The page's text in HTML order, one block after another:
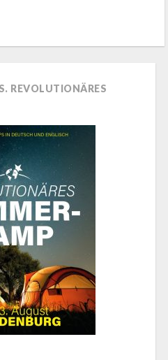
REVOLUTIONÄRES